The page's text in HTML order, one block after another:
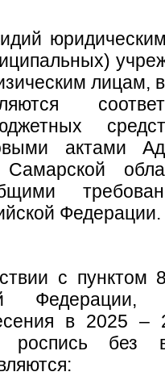
лицам,
актами
Самарской
Федерации.
с пунктом
Федерации,
в 2025 –
роспись без